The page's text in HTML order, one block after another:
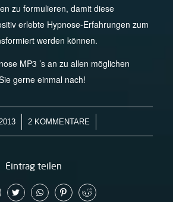
zu formulieren, damit diese
erlebte Hypnose-Erfahrungen zum
werden können.
MP3 ’s an zu allen möglichen
gerne einmal nach!
2 KOMMENTARE
/
Eintrag teilen